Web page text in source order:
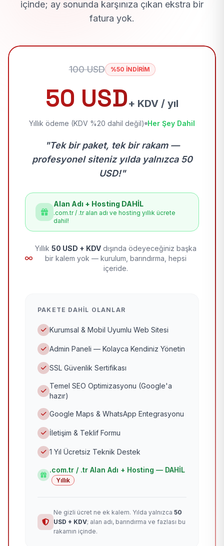
içinde; ay sonunda karşınıza çıkan ekstra bir
fatura yok.
100 USD %50 İNDİRİM
50 USD+ KDV / yıl
Yıllık ödeme (KDV %20 dahil değil) Her Şey Dahil
"Tek bir paket, tek bir rakam —
profesyonel siteniz yılda yalnızca 50
USD!"
Alan Adı + Hosting DAHİL
.com.tr / .tr alan adı ve hosting yıllık ücrete
dahil!
Yıllık 50 USD + KDV dışında ödeyeceğiniz başka
bir kalem yok — kurulum, barındırma, hepsi
içeride.
PAKETE DAHIL OLANLAR
Kurumsal & Mobil Uyumlu Web Sitesi
Admin Paneli — Kolayca Kendiniz Yönetin
SSL Güvenlik Sertifikası
Temel SEO Optimizasyonu (Google'a
hazır)
Google Maps & WhatsApp Entegrasyonu
İletişim & Teklif Formu
1 Yıl Ücretsiz Teknik Destek
.com.tr / .tr Alan Adı + Hosting — DAHİL
Yıllık
Ne gizli ücret ne ek kalem. Yılda yalnızca 50
USD + KDV; alan adı, barındırma ve fazlası bu
rakamın içinde.